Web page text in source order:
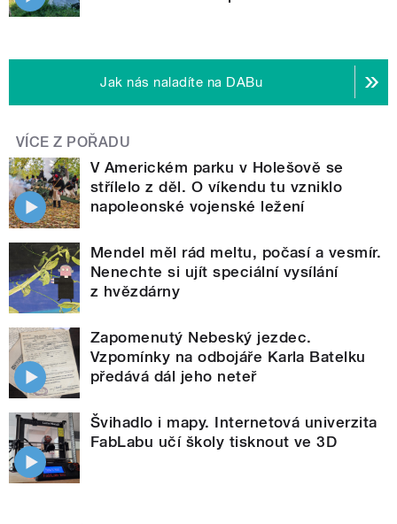
Jak nás naladíte na DABu
VÍCE Z POŘADU
V Americkém parku v Holešově se
střílelo z děl. O víkendu tu vzniklo
napoleonské vojenské ležení
Mendel měl rád meltu, počasí a vesmír.
Nenechte si ujít speciální vysílání
z hvězdárny
Zapomenutý Nebeský jezdec.
Vzpomínky na odbojáře Karla Batelku
předává dál jeho neteř
Švihadlo i mapy. Internetová univerzita
FabLabu učí školy tisknout ve 3D